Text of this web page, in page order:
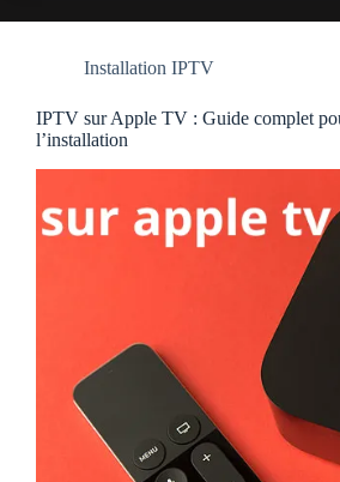
Installation IPTV
IPTV sur Apple TV : Guide complet
l’installation